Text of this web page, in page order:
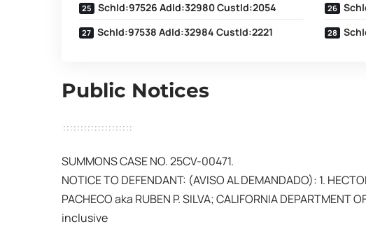
SchId:97526 AdId:32980 CustId:2054
SchId:97538 AdId:32984 CustId:2221
Public Notices
SUMMONS CASE NO. 25CV-00471.
NOTICE TO DEFENDANT: (AVISO AL DEMANDADO): 1.
PACHECO aka RUBEN P. SILVA; CALIFORNIA DEPARTMENT
inclusive